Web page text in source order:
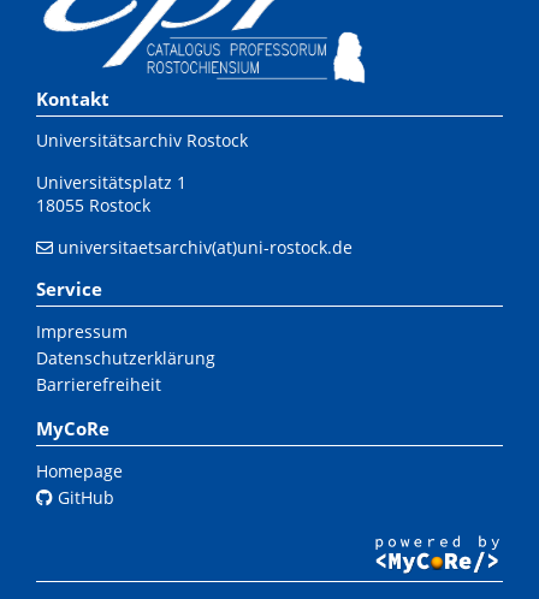
Kontakt
Universitätsarchiv Rostock
Universitätsplatz 1
18055 Rostock
universitaetsarchiv(at)uni-rostock.de
Service
Impressum
Datenschutzerklärung
Barrierefreiheit
MyCoRe
Homepage
GitHub